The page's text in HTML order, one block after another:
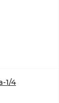
1/4